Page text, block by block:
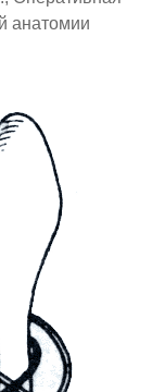
анатомии